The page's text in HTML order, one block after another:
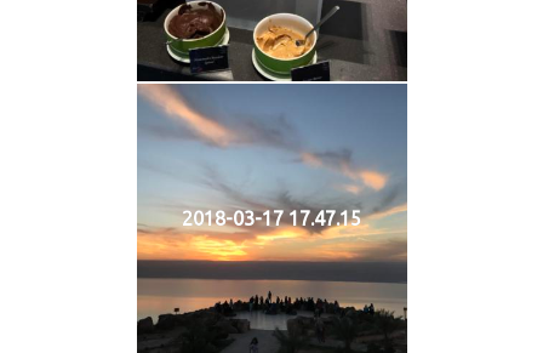
2018-03-17 17.47.15